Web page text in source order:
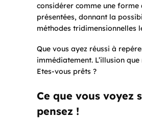
considérer comme une forme
présentées, donnant la
méthodes tridimensionnelles
Que vous ayez réussi à
immédiatement. L’illusion
Etes-vous prêts ?
Ce que vous voyez
pensez !